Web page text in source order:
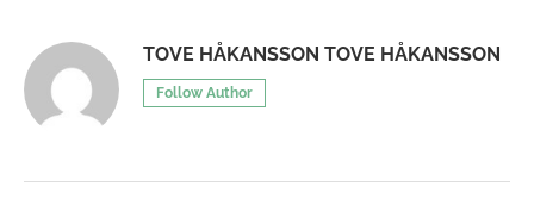
TOVE HÅKANSSON TOVE HÅKANSSON
Follow Author